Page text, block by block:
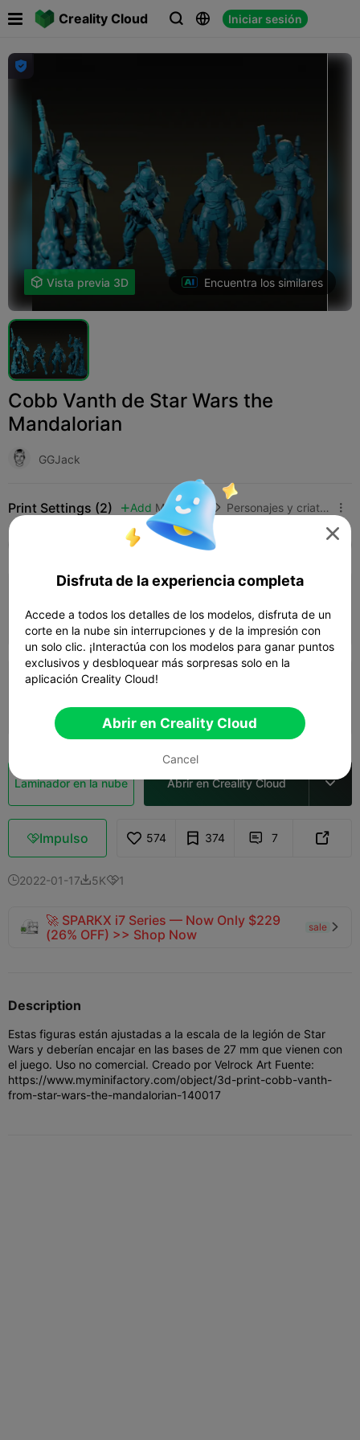
Creality Cloud   Iniciar sesión
 

 Vista previa 3D Encuentra los similares
Cobb Vanth de Star Wars the
Mandalorian
GGJack
Print Settings (2)  Add Miniaturas  Personajes y criaturas 
K2 Plus K2 Pro
 02h 28m  1 plates  29.61g
0.16mm layer, 2 walls, 15% infill
 02h 43m  6 plates  17.46g
Laminador en la nube Abrir en Creality Cloud 
Impulso 574 374  7 
2022-01-175K1
🚀 SPARKX i7 Series — Now Only $229
(26% OFF) >> Shop Now
sale 
Description
Estas figuras están ajustadas a la escala de la legión de Star
Wars y deberían encajar en las bases de 27 mm que vienen con
el juego. Uso no comercial. Creado por Velrock Art Fuente:
https://www.myminifactory.com/object/3d-print-cobb-vanth-
from-star-wars-the-mandalorian-140017

Disfruta de la experiencia completa
Accede a todos los detalles de los modelos, disfruta de un
corte en la nube sin interrupciones y de la impresión con
un solo clic. ¡Interactúa con los modelos para ganar puntos
exclusivos y desbloquear más sorpresas solo en la
aplicación Creality Cloud!
Abrir en Creality Cloud
Cancel